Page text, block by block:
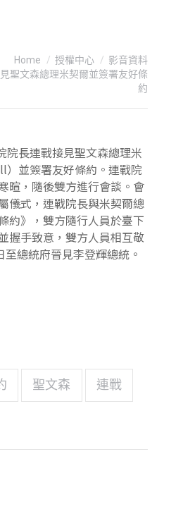
Home 授權中心
影音資料
聖文森總理米契爾並簽署友好條
約
院長連戰接見聖文森總理米
並簽署友好條約。連戰院
暄，隨後雙方進行會談。會
儀式，連戰院長與米契爾總
約》，雙方隨行人員於臺下
握手致意，雙方人員相互敬
總統府晉見李登輝總統。
聖文森 連戰